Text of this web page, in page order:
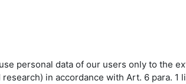
personal data of our users only to the
in accordance with Art. 6 para.